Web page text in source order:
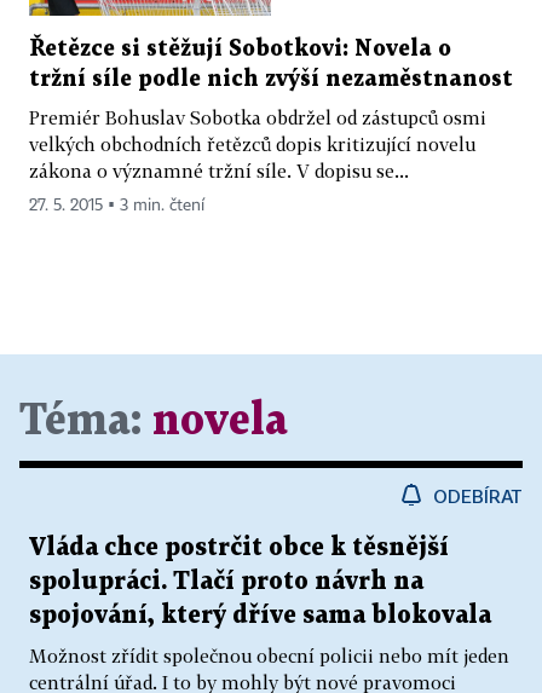
Řetězce si stěžují Sobotkovi: Novela o
tržní síle podle nich zvýší nezaměstnanost
Premiér Bohuslav Sobotka obdržel od zástupců osmi
velkých obchodních řetězců dopis kritizující novelu
zákona o významné tržní síle. V dopisu se...
27. 5. 2015 ▪ 3 min. čtení
Téma: novela
ODEBÍRAT
Vláda chce postrčit obce k těsnější
spolupráci. Tlačí proto návrh na
spojování, který dříve sama blokovala
Možnost zřídit společnou obecní policii nebo mít jeden
centrální úřad. I to by mohly být nové pravomoci